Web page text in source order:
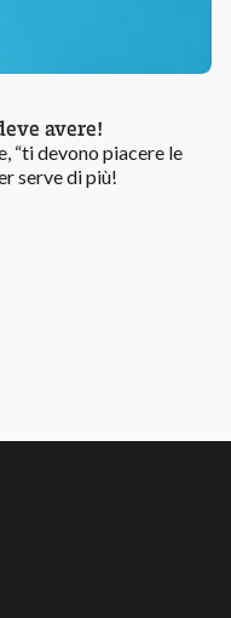
avere!
“ti devono piacere le
serve di più!